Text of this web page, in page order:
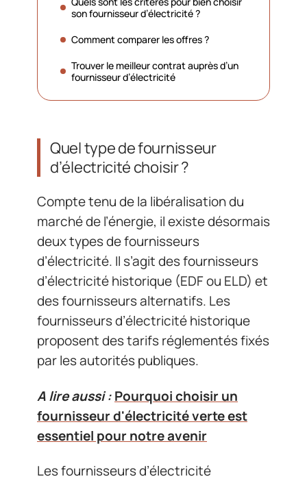
son fournisseur d’électricité ?
Comment comparer les offres ?
Trouver le meilleur contrat auprès d’un
fournisseur d’électricité
Quel type de fournisseur
d’électricité choisir ?
Compte tenu de la libéralisation du
marché de l’énergie, il existe désormais
deux types de fournisseurs
d’électricité. Il s’agit des fournisseurs
d’électricité historique (EDF ou ELD) et
des fournisseurs alternatifs. Les
fournisseurs d’électricité historique
proposent des tarifs réglementés fixés
par les autorités publiques.
A lire aussi :Pourquoi choisir un
fournisseur d'électricité verte est
essentiel pour notre avenir
Les fournisseurs d’électricité